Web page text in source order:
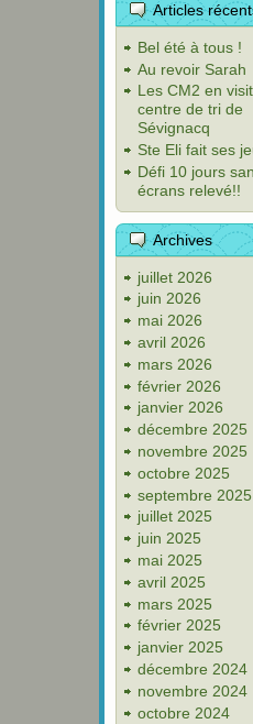
Articles
Bel été à tous !
Au revoir Sarah
Les CM2 en
centre de tri de
Sévignacq
Ste Eli fait ses
Défi 10 jours
écrans relevé!!
Archives
juillet 2026
juin 2026
mai 2026
avril 2026
mars 2026
février 2026
janvier 2026
décembre 2025
novembre 2025
octobre 2025
septembre 2025
juillet 2025
juin 2025
mai 2025
avril 2025
mars 2025
février 2025
janvier 2025
décembre 2024
novembre 2024
octobre 2024